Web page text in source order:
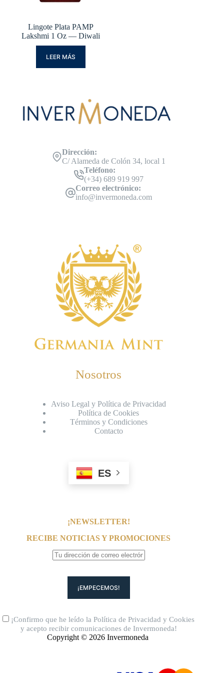
Lingote Plata PAMP
Lakshmi 1 Oz — Diwali
LEER MÁS
Dirección:
C/ Alameda de Colón 34, local 1
Teléfono:
(+34) 689 919 997
Correo electrónico:
info@invermoneda.com
Nosotros
Aviso Legal y Política de Privacidad
Política de Cookies
Términos y Condiciones
Contacto
ES
¡NEWSLETTER!
RECIBE NOTICIAS Y PROMOCIONES
¡Confirmo que he leído laPolítica de Privacidad yCookies
y acepto recibir comunicaciones de Invermoneda!
Copyright © 2026 Invermoneda